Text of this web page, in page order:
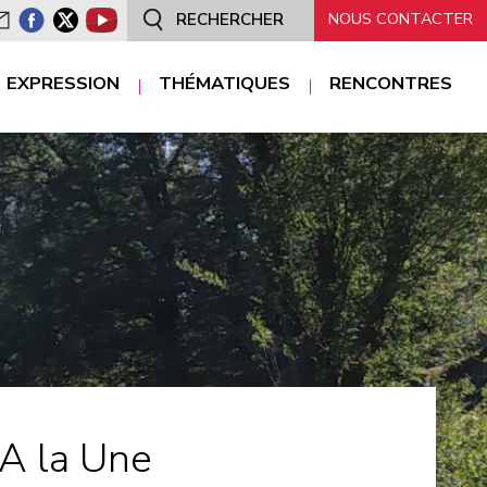
RECHERCHER NOUS CONTACTER
EXPRESSION
de
THÉMATIQUES RENCONTRES
A la Une